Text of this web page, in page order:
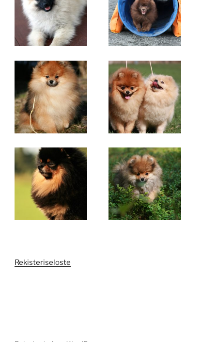
Rekisteriseloste